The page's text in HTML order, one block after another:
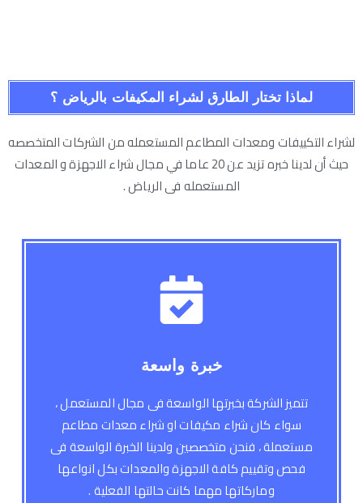
لماذا تختار الطارق لشراء المكيفات بالرياض ؟
لشراء التكييفات ومعدات المطاعم المستعمله من الشركات المتخصصه
حيث أن لدينا خبره تزيد عن 20 عاما في مجال شراء الاجهزة و المعدات
المستعمله فى الرياض .
خبرة واسعة
تتميز الشركة بخبرتها الواسعة فى مجال المستعمل ،
سواء كان شراء مكيفات او شراء معدات مطاعم
مستعملة ، فنحن متخصصين ولدينا الخبرة الواسعة فى
فحص وتقييم كافة الاجهزة والمعدات بكل انواعها
وماركاتها مهما كانت حالتها الفعلية .